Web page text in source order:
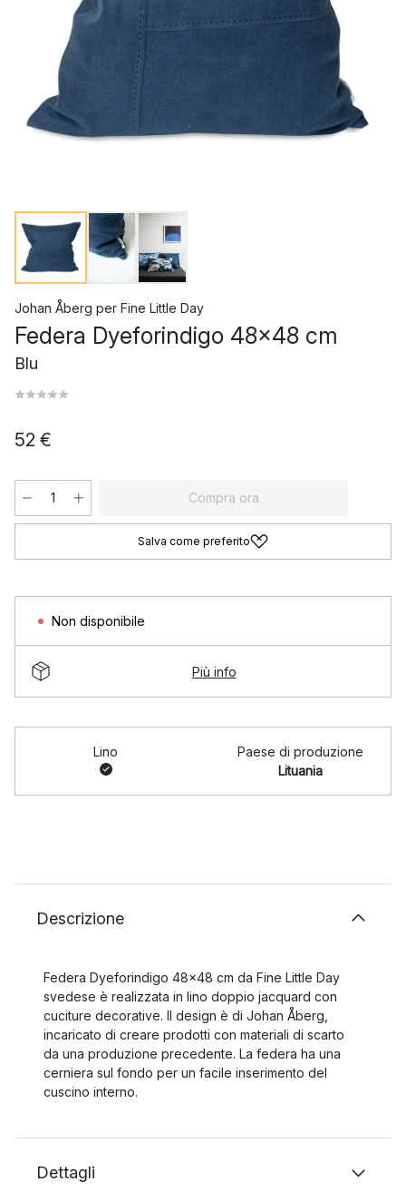
Johan Åberg per Fine Little Day
Federa Dyeforindigo 48x48 cm
Blu
52 €
Compra ora
Salva come preferito
Non disponibile
Più info
Lino
Paese di produzione
Lituania
Descrizione
Federa Dyeforindigo 48x48 cm da Fine Little Day
svedese è realizzata in lino doppio jacquard con
cuciture decorative. Il design è di Johan Åberg,
incaricato di creare prodotti con materiali di scarto
da una produzione precedente. La federa ha una
cerniera sul fondo per un facile inserimento del
cuscino interno.
Dettagli